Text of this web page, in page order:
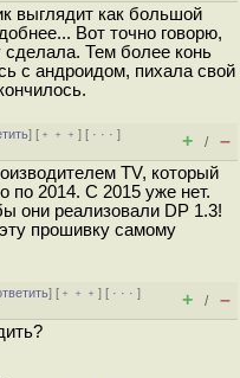
выглядит как большой
Вот точно говорю,
сделала. Тем более конь
с андроидом, пихала свой
] [ ﹢﹢﹢] [ · · ·]
+ / –
TV, который
по 2014. С 2015 уже нет.
они реализовали DP 1.3!
прошивку самому
] [ ﹢﹢﹢] [ · · ·]
+ / –